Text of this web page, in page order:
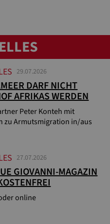
29.07.2026
DARF NICHT
AFRIKAS WERDEN
Peter Konteh mit
zu Armutsmigration in/aus
27.07.2026
GIOVANNI-MAGAZIN
online